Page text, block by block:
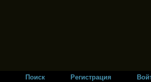
Поиск Регистрация